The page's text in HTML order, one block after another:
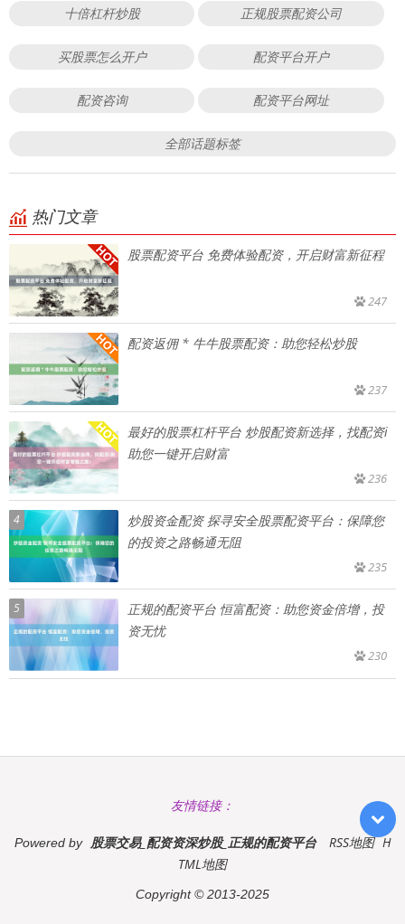
十倍杠杆炒股 正规股票配资公司
买股票怎么开户 配资平台开户
配资咨询 配资平台网址
全部话题标签
热门文章
股票配资平台 免费体验配资，开启财富新征程
247
配资返佣 * 牛牛股票配资：助您轻松炒股
237
最好的股票杠杆平台 炒股配资新选择，找配资i
助您一键开启财富
236
4
炒股资金配资 探寻安全股票配资平台：保障您
的投资之路畅通无阻
235
5
正规的配资平台 恒富配资：助您资金倍增，投
资无忧
230
友情链接：
Powered by 股票交易_配资资深炒股_正规的配资平台 RSS地图 H
TML地图
Copyright© 2013-2025